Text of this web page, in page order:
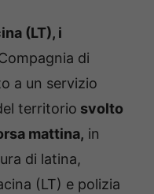
(LT), i
di
a un servizio
territorio svolto
mattina, in
di latina,
(LT) e polizia